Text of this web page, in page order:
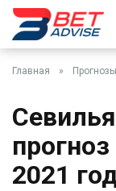
Главная » Прогнозы
2021